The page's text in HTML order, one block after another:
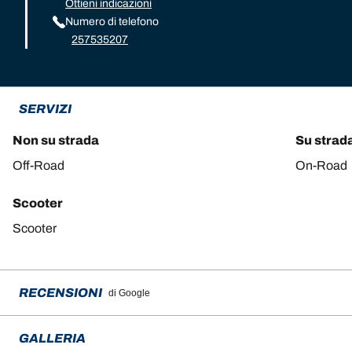
Ottieni indicazioni
Numero di telefono
257535207
SERVIZI
Non su strada
Off-Road
Su
On-Road
Scooter
Scooter
RECENSIONI di Google
GALLERIA